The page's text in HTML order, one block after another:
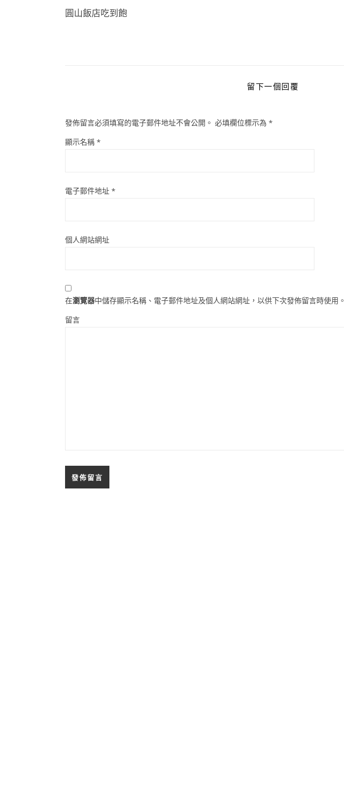
圓山飯店吃到飽
留下一個回覆
發佈留言必須填寫的電子郵件地址不會公開。 必填欄位標示為 *
顯示名稱 *
電子郵件地址 *
個人網站網址
在瀏覽器中儲存顯示名稱、電子郵件地址及個人網站網址，以供下次發佈留言時使用。
留言